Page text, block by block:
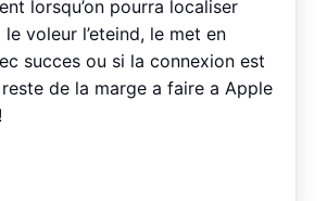
lorsqu’on pourra localiser
le voleur l’eteind, le met en
succes ou si la connexion est
de la marge a faire a Apple